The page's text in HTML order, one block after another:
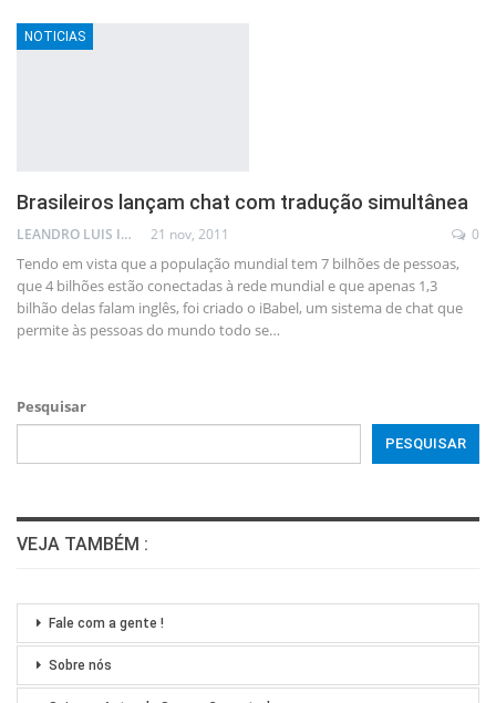
NOTICIAS
Brasileiros lançam chat com tradução simultânea
LEANDRO LUIS ISOLA 21 nov, 2011 0
Tendo em vista que a população mundial tem 7 bilhões de pessoas,
que 4 bilhões estão conectadas à rede mundial e que apenas 1,3
bilhão delas falam inglês, foi criado o iBabel, um sistema de chat que
permite às pessoas do mundo todo se…
Pesquisar
PESQUISAR
VEJA TAMBÉM :
Fale com a gente !
Sobre nós